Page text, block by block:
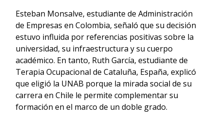
Esteban Monsalve, estudiante de Administración
de Empresas en Colombia, señaló que su decisión
estuvo influida por referencias positivas sobre la
universidad, su infraestructura y su cuerpo
académico. En tanto, Ruth García, estudiante de
Terapia Ocupacional de Cataluña, España, explicó
que eligió la UNAB porque la mirada social de su
carrera en Chile le permite complementar su
formación en el marco de un doble grado.